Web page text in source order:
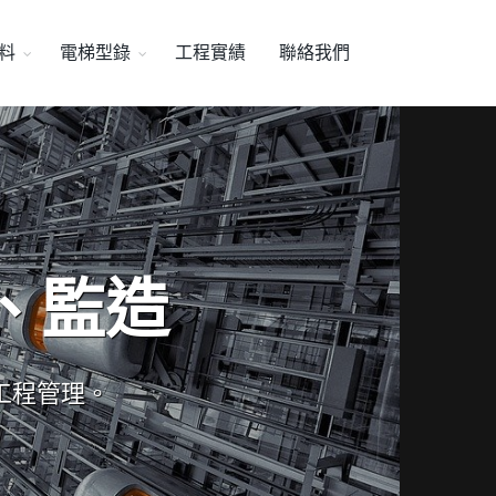
電梯型錄 工程實績 聯絡我們
監造
程管理。